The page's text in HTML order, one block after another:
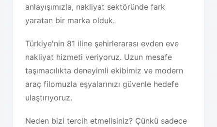
anlayışımızla, nakliyat sektöründe fark
yaratan bir marka olduk.
Türkiye'nin 81 iline şehirlerarası evden eve
nakliyat hizmeti veriyoruz. Uzun mesafe
taşımacılıkta deneyimli ekibimiz ve modern
araç filomuzla eşyalarınızı güvenle hedefe
ulaştırıyoruz.
Neden bizi tercih etmelisiniz? Çünkü sadece